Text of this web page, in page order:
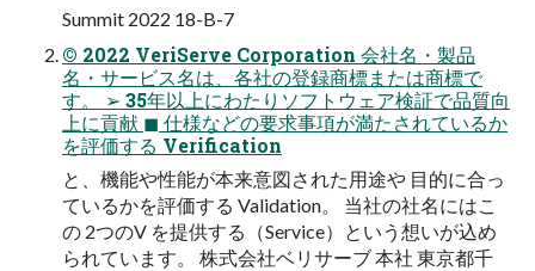
Summit 2022 18-B-7
© 2022 VeriServe Corporation 会社名・製品
名・サービス名は、各社の登録商標または商標で
す。 ➢ 35年以上にわたりソフトウェア検証で品質向
上に貢献 ◼ 仕様などの要求事項が満たされているか
を評価する Verification
と、機能や性能が本来意図された用途や 目的に合っ
ているかを評価する Validation。 当社の社名にはこ
の 2つのV を提供する（Service）という想いが込め
られています。 株式会社ベリサーブ 本社 東京都千